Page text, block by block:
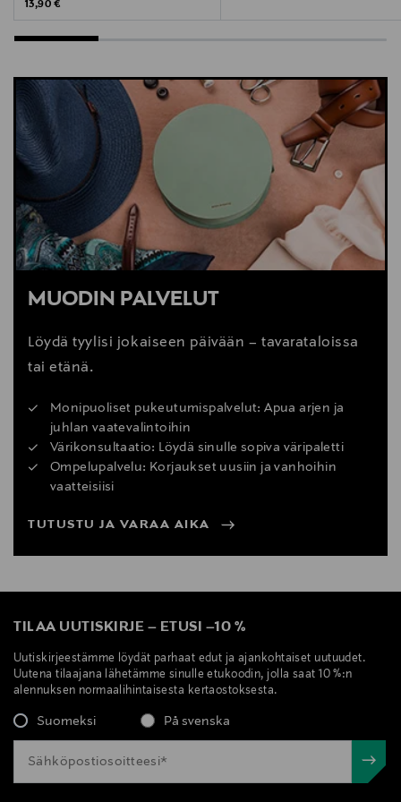
Original Price
13,90 €
MUODIN PALVELUT
Löydä tyylisi jokaiseen päivään – tavarataloissa
tai etänä.
Monipuoliset pukeutumispalvelut: Apua arjen ja
juhlan vaatevalintoihin
Värikonsultaatio: Löydä sinulle sopiva väripaletti
Ompelupalvelu: Korjaukset uusiin ja vanhoihin
vaatteisiisi
TUTUSTU JA VARAA AIKA
TILAA UUTISKIRJE – ETUSI –10 %
Uutiskirjeestämme löydät parhaat edut ja ajankohtaiset uutuudet.
Uutena tilaajana lähetämme sinulle etukoodin, jolla saat 10 %:n
alennuksen normaalihintaisesta kertaostoksesta.
Suomeksi På svenska